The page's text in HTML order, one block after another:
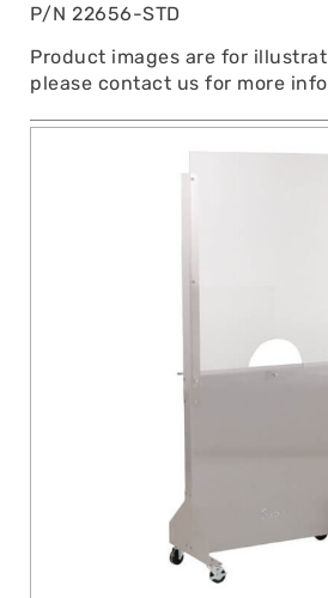
P/N 22656-STD
Product images are for
please contact us for more